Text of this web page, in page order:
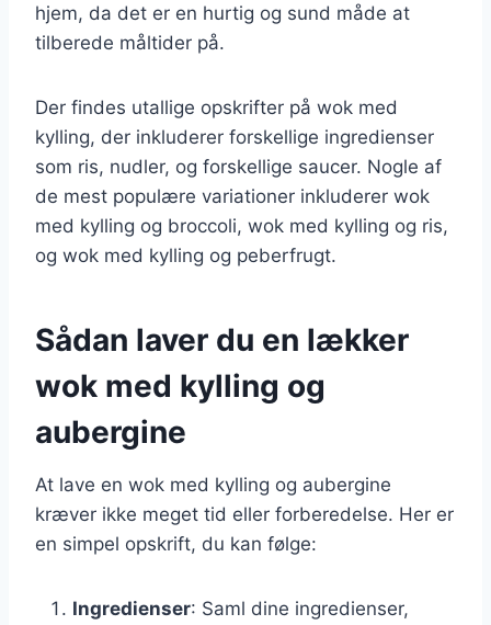
hjem, da det er en hurtig og sund måde at
tilberede måltider på.
Der findes utallige opskrifter på wok med
kylling, der inkluderer forskellige ingredienser
som ris, nudler, og forskellige saucer. Nogle af
de mest populære variationer inkluderer wok
med kylling og broccoli, wok med kylling og ris,
og wok med kylling og peberfrugt.
Sådan laver du en lækker
wok med kylling og
aubergine
At lave en wok med kylling og aubergine
kræver ikke meget tid eller forberedelse. Her er
en simpel opskrift, du kan følge:
Ingredienser: Saml dine ingredienser,